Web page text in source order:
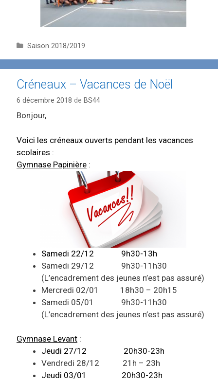
C
g
o
i
s
Saison 2018/2019
Créneaux – Vacances de Noël
6 décembre 2018 de BS44
Bonjour,
Voici les créneaux ouverts pendant les vacances
scolaires :
Gymnase Papinière :
Samedi 22/12 9h30-13h
Samedi 29/12 9h30-11h30
(L’encadrement des jeunes n’est pas assuré)
Mercredi 02/01 18h30 – 20h15
Samedi 05/01 9h30-11h30
(L’encadrement des jeunes n’est pas assuré)
Gymnase Levant :
Jeudi 27/12 20h30-23h
Vendredi 28/12 21h – 23h
Jeudi 03/01 20h30-23h